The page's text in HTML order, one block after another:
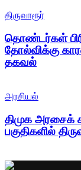
திருவாரூர்
தொண்டர்கள்
தோல்விக்கு
தகவல்
அரசியல்
திமுக அரசைக்
பகுதிகளில்